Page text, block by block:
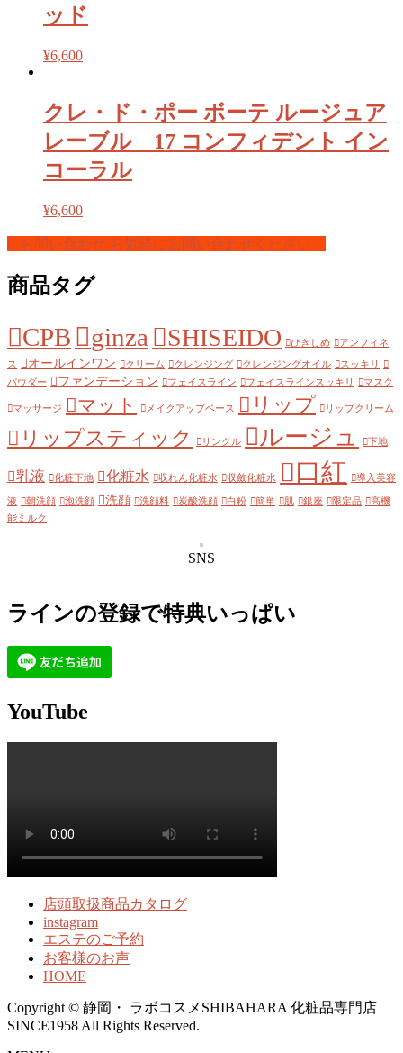
ッド
¥6,600
クレ・ド・ポー ボーテ ルージュア
レーブル 17 コンフィデント イン
コーラル
¥6,600
お問い合わせ お気軽にお問い合わせください。
商品タグ
CPB ginza SHISEIDO ひきしめ アンフィネ
ス オールインワン クリーム クレンジング クレンジングオイル
スッキリ
パウダー
ファンデーション フェイスライン フェイスラインスッキリ マスク
マッサージ マット メイクアップベース リップ リップクリーム
リップスティック リンクル ルージュ 下地
乳液 化粧下地 化粧水 収れん化粧水 収斂化粧水 口紅 導入美容
液 朝洗顔 泡洗顔 洗顔 洗顔料 炭酸洗顔 白粉 簡単 肌 銀座 限定品
高機
能ミルク
SNS
ラインの登録で特典いっぱい
YouTube
店頭取扱商品カタログ
instagram
エステのご予約
お客様のお声
HOME
Copyright © 静岡・ ラボコスメSHIBAHARA 化粧品専門店
SINCE1958 All Rights Reserved.